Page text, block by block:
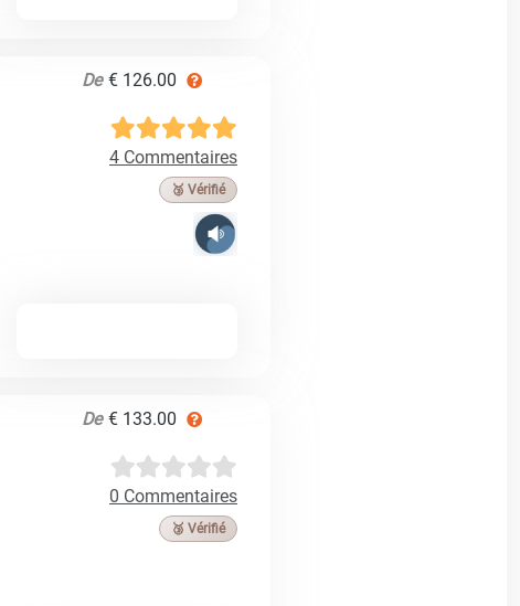
De € 126.00
4 Commentaires
🥉 Vérifié
De € 133.00
0 Commentaires
🥉 Vérifié